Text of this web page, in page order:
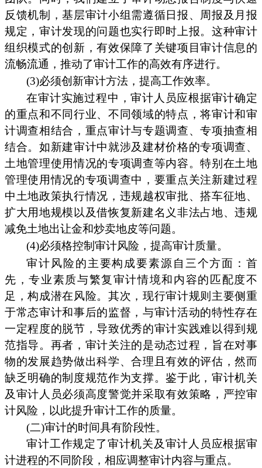
反馈机制，基层审计小组需遵循日报、周报及月报
规定，审计发现的问题也实行即时上报。这种审计
组织模式的创新，有效保障了关键项目审计信息的
流畅流通，推动了审计工作的高效有序进行。
(3)必须创新审计方法，提高工作效率。
在审计实施过程中，审计人员应根据审计确定
的重点和不同行业、不同领域的特点，将审计和审
计调查相结合，重点审计与专题调查、专项抽查相
结合。如新建审计中就涉及建材价格的专项调查、
土地管理使用情况的专项调查等内容。特别在土地
管理使用情况的专项调查中，要重点关注新建过程
中土地政策执行情况，违规越权审批、搭车征地、
扩大用地规模以及借恢复新建名义非法占地、违规
减免土地出让金和炒卖地皮等问题。
(4)必须格控制审计风险，提高审计质量。
审计风险的主要构成要素源自三个方面：首
先，专业素质与繁复审计情境和内容的匹配度不
足，构成潜在风险。其次，现行审计规则主要侧重
于常态审计和事后的监督，与审计活动的特性存在
一定程度的脱节，导致优秀的审计实践难以得到规
范指导。再者，审计关注的是动态过程，旨在对事
物的发展趋势做出科学、合理且有效的评估，然而
缺乏明确的制度规范作为支撑。鉴于此，审计机关
及审计人员必须高度警觉并采取有效策略，严控审
计风险，以此提升审计工作的质量。
(二)审计的时间具有阶段性。
审计工作规定了审计机关及审计人员应根据审
计进程的不同阶段，相应调整审计内容与重点。